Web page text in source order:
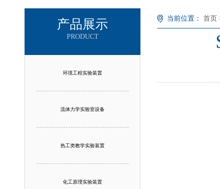
产品展示
PRODUCT
环境工程实验装置
流体力学实验室设备
热工类教学实验装置
化工原理实验装置
当前位置： 首页